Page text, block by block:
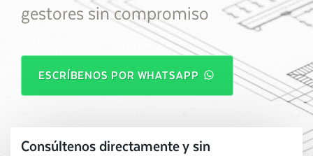
gestores sin compromiso
ESCRÍBENOS POR WHATSAPP
Consúltenos directamente y sin